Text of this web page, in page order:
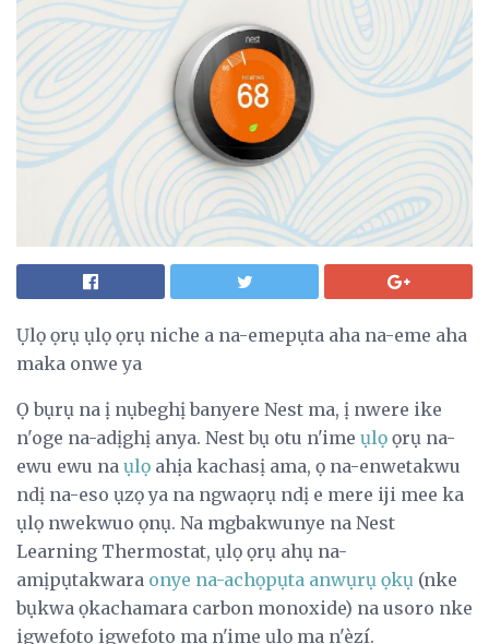
Ụlọ ọrụ ụlọ ọrụ niche a na-emepụta aha na-eme aha
maka onwe ya
Ọ bụrụ na ị nụbeghị banyere Nest ma, ị nwere ike
n'oge na-adịghị anya. Nest bụ otu n'ime ụlọ ọrụ na-
ewu ewu na ụlọ ahịa kachasị ama, ọ na-enwetakwu
ndị na-eso ụzọ ya na ngwaọrụ ndị e mere iji mee ka
ụlọ nwekwuo ọnụ. Na mgbakwunye na Nest
Learning Thermostat, ụlọ ọrụ ahụ na-
amịpụtakwara onye na-achọpụta anwụrụ ọkụ (nke
bụkwa ọkachamara carbon monoxide) na usoro nke
igwefoto igwefoto ma n'ime ụlọ ma n'èzí.